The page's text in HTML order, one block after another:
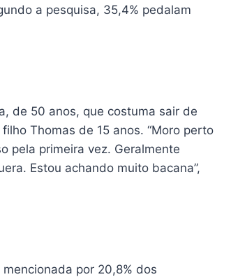
a pesquisa, 35,4% pedalam
de 50 anos, que costuma sair de
Thomas de 15 anos. “Moro perto
pela primeira vez. Geralmente
Estou achando muito bacana”,
por 20,8% dos